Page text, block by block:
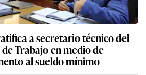
a secretario técnico del
Trabajo en medio de
al sueldo mínimo